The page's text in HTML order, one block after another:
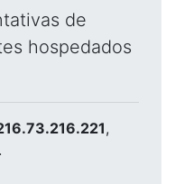
de
hospedados
,